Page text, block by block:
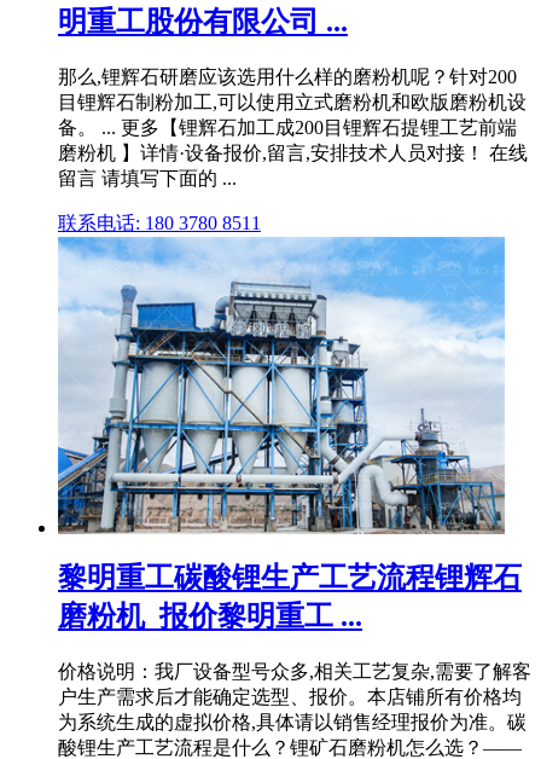
明重工股份有限公司 ...
那么,锂辉石研磨应该选用什么样的磨粉机呢？针对200
目锂辉石制粉加工,可以使用立式磨粉机和欧版磨粉机设
备。 ... 更多【锂辉石加工成200目锂辉石提锂工艺前端
磨粉机 】详情·设备报价,留言,安排技术人员对接！ 在线
留言 请填写下面的 ...
联系电话: 180 3780 8511
黎明重工碳酸锂生产工艺流程锂辉石
磨粉机_报价黎明重工 ...
价格说明：我厂设备型号众多,相关工艺复杂,需要了解客
户生产需求后才能确定选型、报价。本店铺所有价格均
为系统生成的虚拟价格,具体请以销售经理报价为准。碳
酸锂生产工艺流程是什么？锂矿石磨粉机怎么选？——